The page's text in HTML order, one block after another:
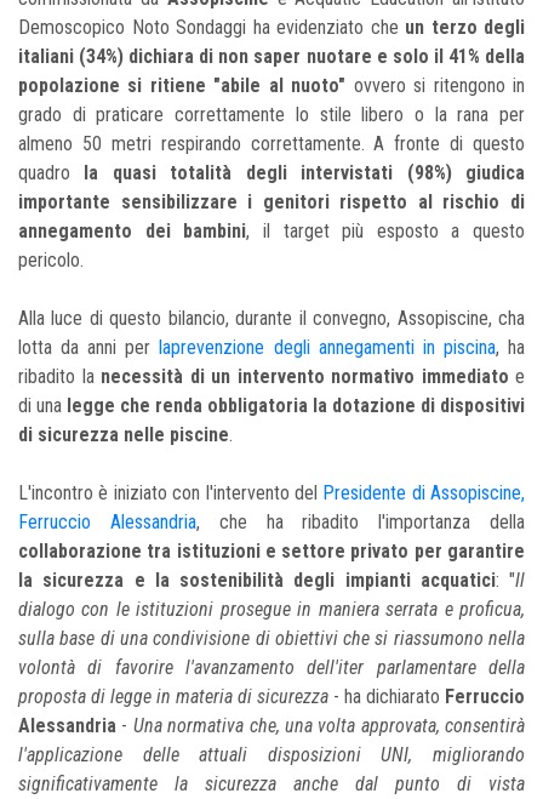
Demoscopico Noto Sondaggi ha evidenziato che un terzo degli
italiani (34%) dichiara di non saper nuotare e solo il 41% della
popolazione si ritiene "abile al nuoto" ovvero si ritengono in
grado di praticare correttamente lo stile libero o la rana per
almeno 50 metri respirando correttamente. A fronte di questo
quadro la quasi totalità degli intervistati (98%) giudica
importante sensibilizzare i genitori rispetto al rischio di
annegamento dei bambini, il target più esposto a questo
pericolo.
Alla luce di questo bilancio, durante il convegno, Assopiscine, cha
lotta da anni perlaprevenzione degli annegamenti in piscina, ha
ribadito la necessità di un intervento normativo immediato e
di una legge che renda obbligatoria la dotazione di dispositivi
di sicurezza nelle piscine
L'incontro è iniziato con l'intervento del Presidente di Assopiscine,
Ferruccio Alessandria, che ha ribadito l'importanza della
collaborazione tra istituzioni e settore privato per garantire
la sicurezza e la sostenibilità degli impianti acquatici: "Il
dialogo con le istituzioni prosegue in maniera serrata e proficua,
sulla base di una condivisione di obiettivi che si riassumono nella
volontà di favorire l'avanzamento dell'iter parlamentare della
proposta di legge in materia di sicurezza - ha dichiarato Ferruccio
Alessandria - Una normativa che, una volta approvata, consentirà
l'applicazione delle attuali disposizioni UNI, migliorando
significativamente la sicurezza anche dal punto di vista